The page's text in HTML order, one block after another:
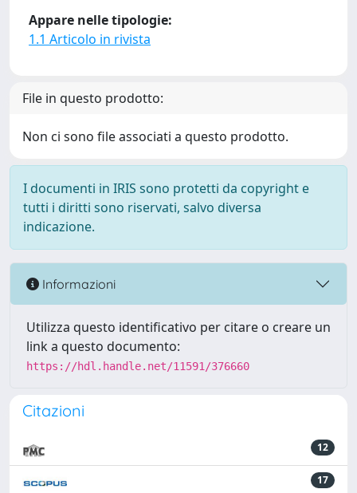
Appare nelle tipologie:
1.1 Articolo in rivista
File in questo prodotto:
Non ci sono file associati a questo prodotto.
I documenti in IRIS sono protetti da copyright e
tutti i diritti sono riservati, salvo diversa
indicazione.
Informazioni
Utilizza questo identificativo per citare o creare un
link a questo documento:
https://hdl.handle.net/11591/376660
Citazioni
12
17